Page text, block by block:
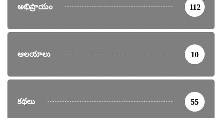
అభిప్రాయం 112
ఆలయాలు 10
కథలు 55